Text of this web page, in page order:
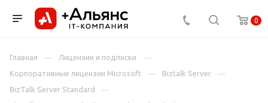
0
Главная
Лицензии и подписки
Корпоративные лицензии Microsoft
Biztalk Server
BizTalk Server Standard